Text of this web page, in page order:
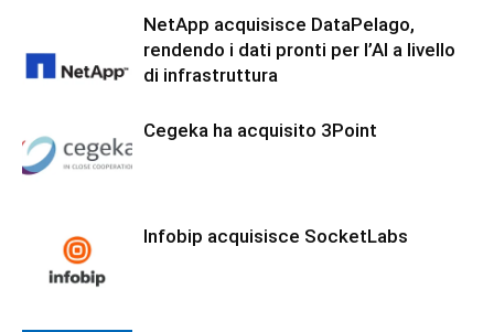
NetApp acquisisce DataPelago,
rendendo i dati pronti per l’AI a livello
di infrastruttura
Cegeka ha acquisito 3Point
Infobip acquisisce SocketLabs